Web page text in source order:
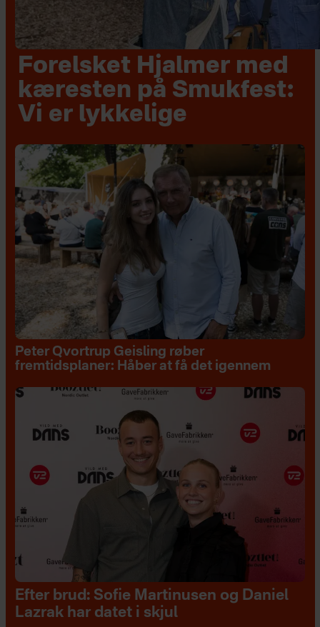
Forelsket Hjalmer med
kæresten på Smukfest:
Vi er lykkelige
Peter Qvortrup Geisling røber
fremtidsplaner: Håber at få det igennem
Efter brud: Sofie Martinusen og Daniel
Lazrak har datet i skjul